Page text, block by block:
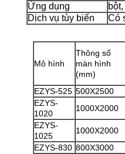
Ứng dụng
Dịch vụ tùy biến
Có
Mô hình
Thông số
màn hình
(mm)
EZYS-525 500X2500
EZYS-
1020
1000X2000
EZYS-
1025
1000X2000
EZYS-830 800X3000